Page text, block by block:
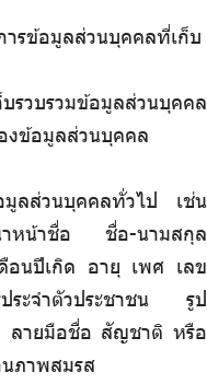
รข้อมูลส่วนบุคคลที่เก็บ
วบรวมข้อมูลส่วนบุคคล
งข้อมูลส่วนบุคคล
ลส่วนบุคคลทั่วไป เช่น
ำหน้าชื่อ ชื่อ-นามสกุล
อนปีเกิด อายุ เพศ เลข
ประจำตัวประชาชน รูป
ลายมือชื่อ สัญชาติ หรือ
ภาพสมรส